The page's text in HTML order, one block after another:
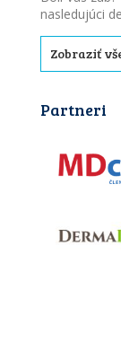
nasledujúci
Zobraziť
Partneri